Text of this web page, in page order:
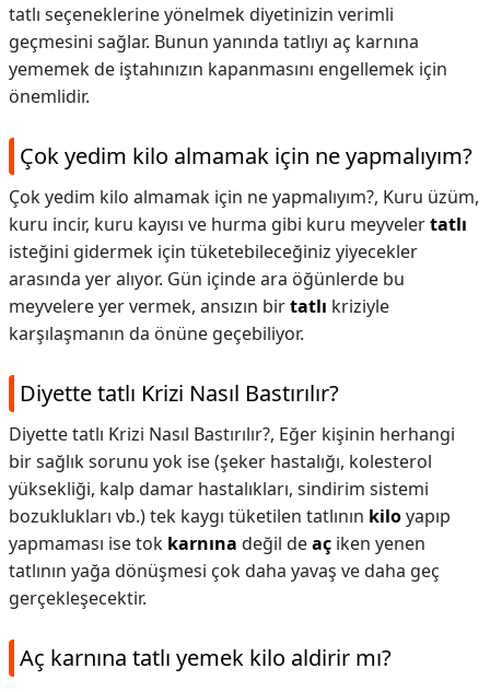
tatlı seçeneklerine yönelmek diyetinizin verimli
geçmesini sağlar. Bunun yanında tatlıyı aç karnına
yememek de iştahınızın kapanmasını engellemek için
önemlidir.
Çok yedim kilo almamak için ne yapmalıyım?
Çok yedim kilo almamak için ne yapmalıyım?, Kuru üzüm,
kuru incir, kuru kayısı ve hurma gibi kuru meyvelertatlı
isteğini gidermek için tüketebileceğiniz yiyecekler
arasında yer alıyor. Gün içinde ara öğünlerde bu
meyvelere yer vermek, ansızın birtatlı kriziyle
karşılaşmanın da önüne geçebiliyor.
Diyette tatlı Krizi Nasıl Bastırılır?
Diyette tatlı Krizi Nasıl Bastırılır?, Eğer kişinin herhangi
bir sağlık sorunu yok ise (şeker hastalığı, kolesterol
yüksekliği, kalp damar hastalıkları, sindirim sistemi
bozuklukları vb.) tek kaygı tüketilen tatlının kiloyapıp
yapmaması ise tok karnına değil deaç iken yenen
tatlının yağa dönüşmesi çok daha yavaş ve daha geç
gerçekleşecektir.
Aç karnına tatlı yemek kilo aldirir mı?